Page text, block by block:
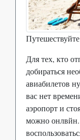
Для тех, кто
добираться
авиабилетов
вас нет
аэропорт и
можно